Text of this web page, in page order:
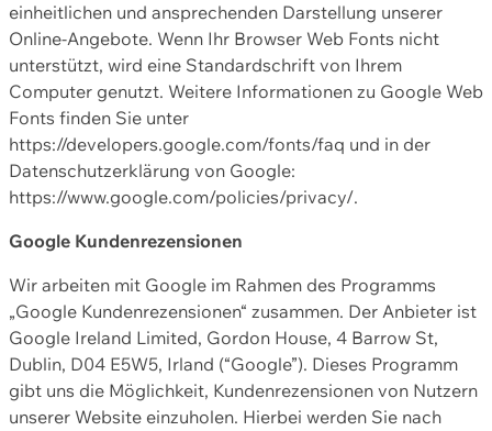
einheitlichen und ansprechenden Darstellung unserer
Online-Angebote. Wenn Ihr Browser Web Fonts nicht
unterstützt, wird eine Standardschrift von Ihrem
Computer genutzt. Weitere Informationen zu Google Web
Fonts finden Sie unter
https://developers.google.com/fonts/faq und in der
Datenschutzerklärung von Google:
https://www.google.com/policies/privacy/.
Google Kundenrezensionen
Wir arbeiten mit Google im Rahmen des Programms
„Google Kundenrezensionen“ zusammen. Der Anbieter ist
Google Ireland Limited, Gordon House, 4 Barrow St,
Dublin, D04 E5W5, Irland (“Google”). Dieses Programm
gibt uns die Möglichkeit, Kundenrezensionen von Nutzern
unserer Website einzuholen. Hierbei werden Sie nach